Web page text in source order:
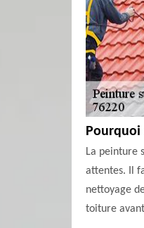
Pourquoi
La peinture
attentes. Il
nettoyage
toiture